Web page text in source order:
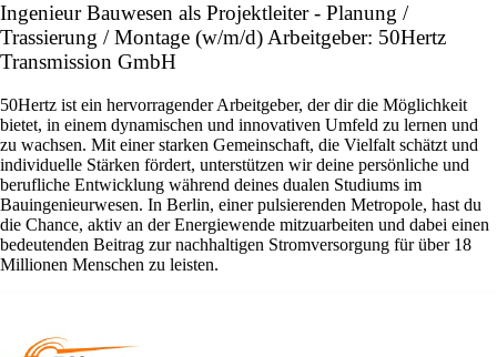
Ingenieur Bauwesen als Projektleiter - Planung /
Trassierung / Montage (w/m/d) Arbeitgeber: 50Hertz
Transmission GmbH
50Hertz ist ein hervorragender Arbeitgeber, der dir die Möglichkeit
bietet, in einem dynamischen und innovativen Umfeld zu lernen und
zu wachsen. Mit einer starken Gemeinschaft, die Vielfalt schätzt und
individuelle Stärken fördert, unterstützen wir deine persönliche und
berufliche Entwicklung während deines dualen Studiums im
Bauingenieurwesen. In Berlin, einer pulsierenden Metropole, hast du
die Chance, aktiv an der Energiewende mitzuarbeiten und dabei einen
bedeutenden Beitrag zur nachhaltigen Stromversorgung für über 18
Millionen Menschen zu leisten.